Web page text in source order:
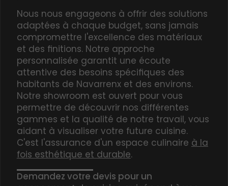
Nous nous engageons à offrir des solutions
adaptées à chaque budget, sans jamais
compromettre l'excellence des matériaux
et des finitions. Notre approche
personnalisée garantit une écoute
attentive des besoins spécifiques des
habitants de Navarrenx et des environs.
Notre showroom est ouvert pour vous
permettre de découvrir nos différentes
gammes et la qualité de notre travail, vous
aidant à visualiser votre future cuisine.
C'est l'assurance d'un espace culinaire à la
fois esthétique et durable.
Demandez votre devis pour un